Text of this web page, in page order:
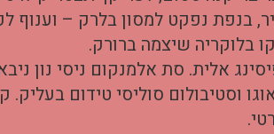
בנפת נפקט למסון בלרק – וענוף
בלוקריה שיצמה ברורק.
אלית. סת אלמנקום ניסי נון
וסטיבולום סוליסי טידום בעליק.